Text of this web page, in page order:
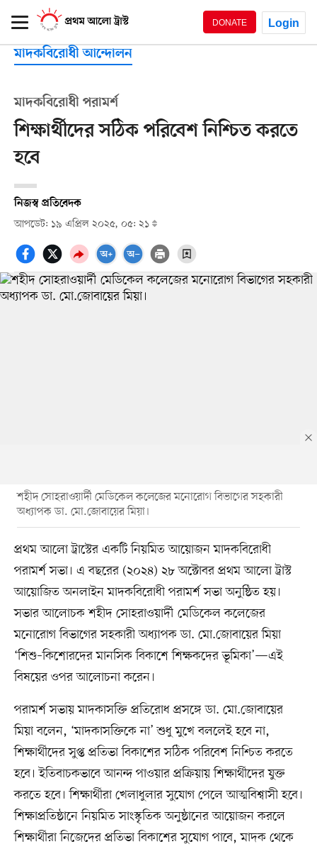
DONATE Login
মাদকবিরোধী আন্দোলন
মাদকবিরোধী পরামর্শ
শিক্ষার্থীদের সঠিক পরিবেশ নিশ্চিত করতে
হবে
নিজস্ব প্রতিবেদক
আপডেট: ১৯ এপ্রিল ২০২৫, ০৫: ২১
শহীদ সোহরাওয়ার্দী মেডিকেল কলেজের মনোরোগ বিভাগের সহকারী
অধ্যাপক ডা. মো.জোবায়ের মিয়া।
প্রথম আলো ট্রাস্টের একটি নিয়মিত আয়োজন মাদকবিরোধী
পরামর্শ সভা। এ বছরের (২০২৪) ২৮ অক্টোবর প্রথম আলো ট্রাস্ট
আয়োজিত অনলাইন মাদকবিরোধী পরামর্শ সভা অনুষ্ঠিত হয়।
সভার আলোচক শহীদ সোহরাওয়ার্দী মেডিকেল কলেজের
মনোরোগ বিভাগের সহকারী অধ্যাপক ডা. মো.জোবায়ের মিয়া
‘শিশু–কিশোরদের মানসিক বিকাশে শিক্ষকদের ভূমিকা’—এই
বিষয়ের ওপর আলোচনা করেন।
পরামর্শ সভায় মাদকাসক্তি প্রতিরোধ প্রসঙ্গে ডা. মো.জোবায়ের
মিয়া বলেন, ‘মাদকাসক্তিকে না’ শুধু মুখে বললেই হবে না,
শিক্ষার্থীদের সুপ্ত প্রতিভা বিকাশের সঠিক পরিবেশ নিশ্চিত করতে
হবে। ইতিবাচকভাবে আনন্দ পাওয়ার প্রক্রিয়ায় শিক্ষার্থীদের যুক্ত
করতে হবে। শিক্ষার্থীরা খেলাধুলার সুযোগ পেলে আত্মবিশ্বাসী হবে।
শিক্ষাপ্রতিষ্ঠানে নিয়মিত সাংস্কৃতিক অনুষ্ঠানের আয়োজন করলে
শিক্ষার্থীরা নিজেদের প্রতিভা বিকাশের সুযোগ পাবে, মাদক থেকে